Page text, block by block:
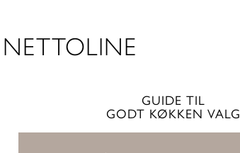
GUIDE TIL
GODT KØKKEN VALG